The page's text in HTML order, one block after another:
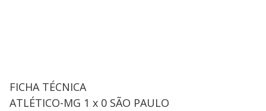
FICHA TÉCNICA
ATLÉTICO-MG 1 x 0 SÃO PAULO